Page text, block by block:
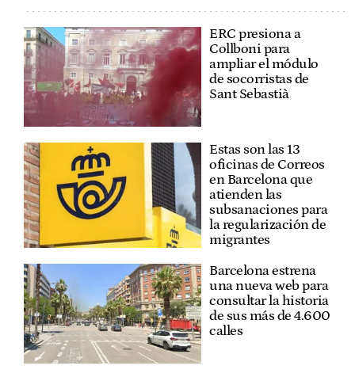
ERC presiona a
Collboni para
ampliar el módulo
de socorristas de
Sant Sebastià
Estas son las 13
oficinas de Correos
en Barcelona que
atienden las
subsanaciones para
la regularización de
migrantes
Barcelona estrena
una nueva web para
consultar la historia
de sus más de 4.600
calles